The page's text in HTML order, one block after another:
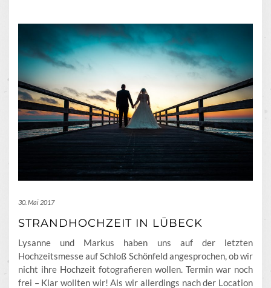
30. Mai 2017
STRANDHOCHZEIT IN LÜBECK
Lysanne und Markus haben uns auf der letzten
Hochzeitsmesse auf Schloß Schönfeld angesprochen, ob wir
nicht ihre Hochzeit fotografieren wollen. Termin war noch
frei – Klar wollten wir! Als wir allerdings nach der Location